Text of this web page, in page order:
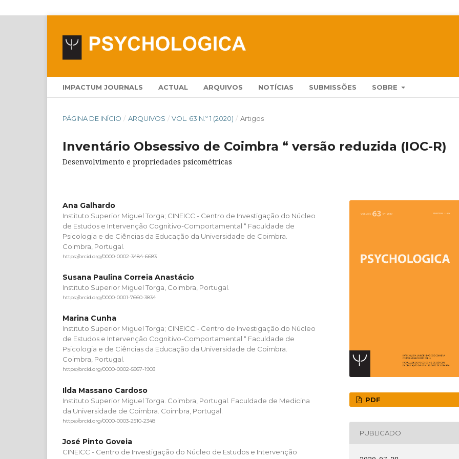
IMPACTUM JOURNALS ACTUAL ARQUIVOS NOTÍCIAS SUBMISSÕES SOBRE
PÁGINA DE INÍCIO / ARQUIVOS / VOL. 63 N.º 1 (2020) / Artigos
Inventário Obsessivo de Coimbra “ versão reduzida (IOC-R)
Desenvolvimento e propriedades psicométricas
Ana Galhardo
Instituto Superior Miguel Torga; CINEICC - Centro de Investigação do Núcleo
de Estudos e Intervenção Cognitivo-Comportamental “ Faculdade de
Psicologia e de Ciências da Educação da Universidade de Coimbra.
Coimbra, Portugal.
https://orcid.org/0000-0002-3484-6683
Susana Paulina Correia Anastácio
Instituto Superior Miguel Torga, Coimbra, Portugal.
https://orcid.org/0000-0001-7660-3834
Marina Cunha
Instituto Superior Miguel Torga; CINEICC - Centro de Investigação do Núcleo
de Estudos e Intervenção Cognitivo-Comportamental “ Faculdade de
Psicologia e de Ciências da Educação da Universidade de Coimbra.
Coimbra, Portugal.
https://orcid.org/0000-0002-5957-1903
Ilda Massano Cardoso
Instituto Superior Miguel Torga. Coimbra, Portugal. Faculdade de Medicina
da Universidade de Coimbra. Coimbra, Portugal.
https://orcid.org/0000-0003-2510-2348
José Pinto Goveia
CINEICC - Centro de Investigação do Núcleo de Estudos e Intervenção
PDF
PUBLICADO